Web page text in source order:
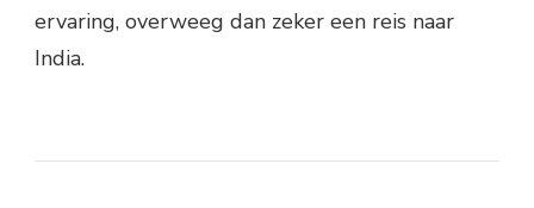
ervaring, overweeg dan zeker een reis naar
India.